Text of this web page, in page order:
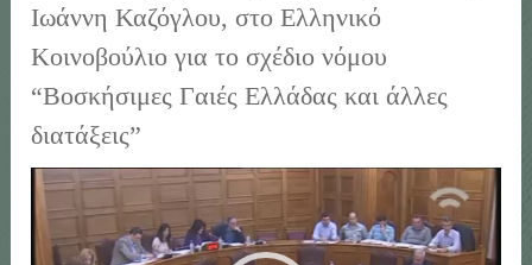
Ιωάννη Καζόγλου, στο Ελληνικό
Κοινοβούλιο για το σχέδιο νόμου
“Βοσκήσιμες Γαιές Ελλάδας και άλλες
διατάξεις”
Πρόγραμμα
Βίντεο